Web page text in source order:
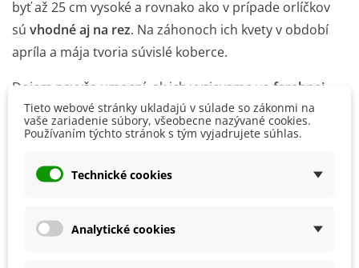
byť až 25 cm vysoké a rovnako ako v prípade orlíčkov
sú vhodné aj na rez. Na záhonoch ich kvety v období
apríla a mája tvoria súvislé koberce.
Dojem navyše umocní, ak ich vysievame vo farebnej
kombinácii napr. so žltými kvetminarcisov.Semená
modríc vysievame priamo na stanovište počas apríla a
Iskerníky
vykvitajú iskerníky(Ranunculus), rastliny, ktoré sú tiež
Tieto webové stránky ukladajú v súlade so zákonmi na
vaše zariadenie súbory, všeobecne nazývané cookies.
Používaním týchto stránok s tým vyjadrujete súhlas.
Technické cookies
Analytické cookies